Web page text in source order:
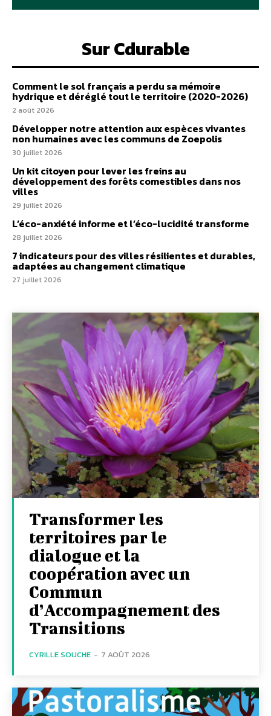
Sur Cdurable
Comment le sol français a perdu sa mémoire
hydrique et déréglé tout le territoire (2020-2026)
2 août 2026
Développer notre attention aux espèces vivantes
non humaines avec les communs de Zoepolis
30 juillet 2026
Un kit citoyen pour lever les freins au
développement des forêts comestibles dans nos
villes
29 juillet 2026
L’éco-anxiété informe et l’éco-lucidité transforme
28 juillet 2026
7 indicateurs pour des villes résilientes et durables,
adaptées au changement climatique
27 juillet 2026
Transformer les
territoires par le
dialogue et la
coopération avec un
Commun
d’Accompagnement des
Transitions
CYRILLE SOUCHE - 7 AOÛT 2026